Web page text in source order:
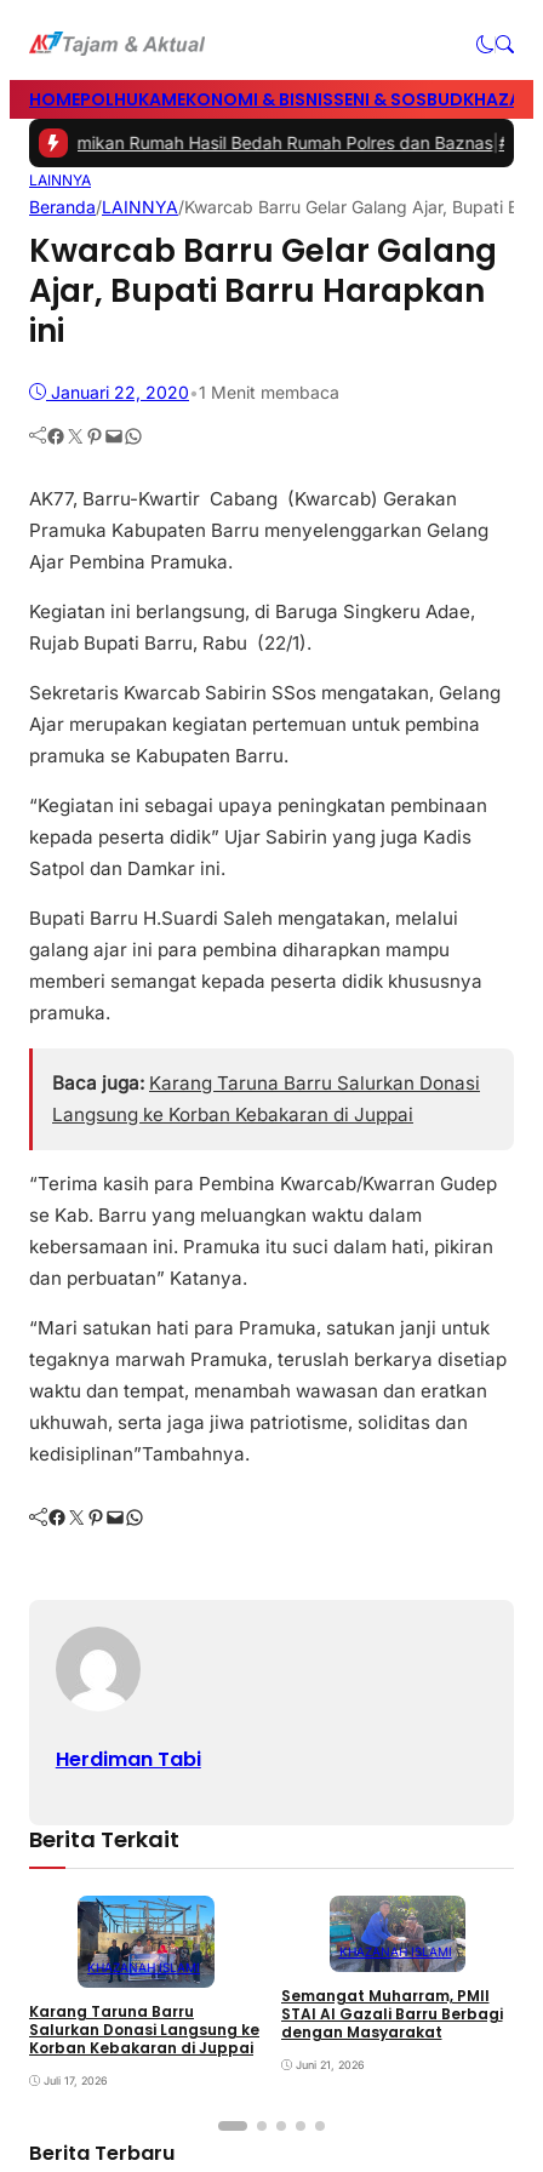
HOMEPOLHUKAMEKONOMI & BISNISSENI & SOSBUD
Rumah Hasil Bedah Rumah Polres dan Baznas|#3 -
LAINNYA
Beranda/LAINNYA/Kwarcab Barru Gelar Galang Ajar, Bupati
Kwarcab Barru Gelar Galang
Ajar, Bupati Barru Harapkan
ini
Januari 22, 2020•1 Menit membaca
Facebook Twitter Pinterest Mail WhatsApp
AK77, Barru-Kwartir Cabang (Kwarcab) Gerakan
Pramuka Kabupaten Barru menyelenggarkan Gelang
Ajar Pembina Pramuka.
Kegiatan ini berlangsung, di Baruga Singkeru Adae,
Rujab Bupati Barru, Rabu (22/1).
Sekretaris Kwarcab Sabirin SSos mengatakan, Gelang
Ajar merupakan kegiatan pertemuan untuk pembina
pramuka se Kabupaten Barru.
“Kegiatan ini sebagai upaya peningkatan pembinaan
kepada peserta didik” Ujar Sabirin yang juga Kadis
Satpol dan Damkar ini.
Bupati Barru H.Suardi Saleh mengatakan, melalui
galang ajar ini para pembina diharapkan mampu
memberi semangat kepada peserta didik khususnya
pramuka.
Baca juga: Karang Taruna Barru Salurkan Donasi
Langsung ke Korban Kebakaran di Juppai
“Terima kasih para Pembina Kwarcab/Kwarran Gudep
se Kab. Barru yang meluangkan waktu dalam
kebersamaan ini. Pramuka itu suci dalam hati, pikiran
dan perbuatan” Katanya.
“Mari satukan hati para Pramuka, satukan janji untuk
tegaknya marwah Pramuka, teruslah berkarya disetiap
waktu dan tempat, menambah wawasan dan eratkan
ukhuwah, serta jaga jiwa patriotisme, soliditas dan
kedisiplinan”Tambahnya.
Facebook Twitter Pinterest Mail WhatsApp
Herdiman Tabi
Berita Terkait
KHAZANAH ISLAMI
Karang Taruna Barru
Salurkan Donasi Langsung ke
Korban Kebakaran di Juppai
Juli 17, 2026
KHAZANAH ISLAMI
Semangat Muharram, PMII
STAI Al Gazali Barru Berbagi
dengan Masyarakat
Juni 21, 2026
Berita Terbaru